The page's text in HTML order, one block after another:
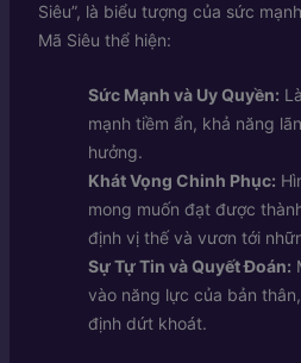
Siêu”, là biểu tượng của sức
Mã Siêu thể hiện:
Sức Mạnh và Uy Quyền:
mạnh tiềm ẩn, khả năng
hưởng.
Khát Vọng Chinh Phục:
mong muốn đạt được
định vị thế và vươn tới
Sự Tự Tin và Quyết Đoán:
vào năng lực của bản
định dứt khoát.